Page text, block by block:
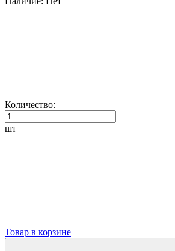
Количество:
шт
Товар в корзине